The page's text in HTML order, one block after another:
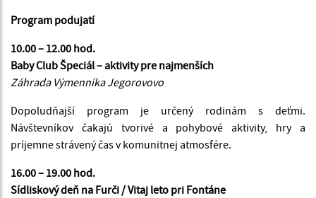
Program podujatí
10.00 – 12.00 hod.
Baby Club Špeciál – aktivity pre najmenších
Záhrada Výmenníka Jegorovovo
Dopoludňajší program je určený rodinám s deťmi.
Návštevníkov čakajú tvorivé a pohybové aktivity, hry a
príjemne strávený čas v komunitnej atmosfére.
16.00 – 19.00 hod.
Sídliskový deň na Furči / Vitaj leto pri Fontáne